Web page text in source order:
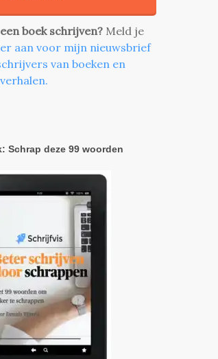
boek schrijven? Meld je
aan voor mijn nieuwsbrief
van boeken en
Schrap deze 99 woorden